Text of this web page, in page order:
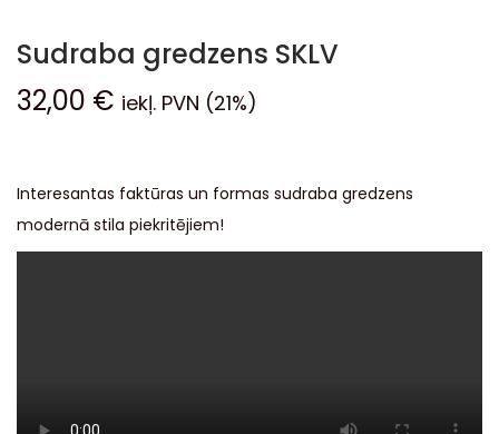
Sudraba gredzens SKLV
32,00 € iekļ. PVN (21%)
Interesantas faktūras un formas sudraba gredzens
modernā stila piekritējiem!